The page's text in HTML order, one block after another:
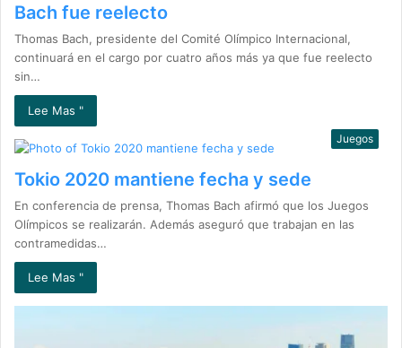
Bach fue reelecto
Thomas Bach, presidente del Comité Olímpico Internacional,
continuará en el cargo por cuatro años más ya que fue reelecto
sin…
Lee Mas "
Juegos
Tokio 2020 mantiene fecha y sede
En conferencia de prensa, Thomas Bach afirmó que los Juegos
Olímpicos se realizarán. Además aseguró que trabajan en las
contramedidas…
Lee Mas "